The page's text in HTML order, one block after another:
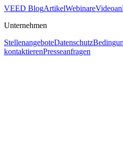
VEED BlogArtikelWebinare
Unternehmen
StellenangeboteDatenschutz
kontaktierenPresseanfragen